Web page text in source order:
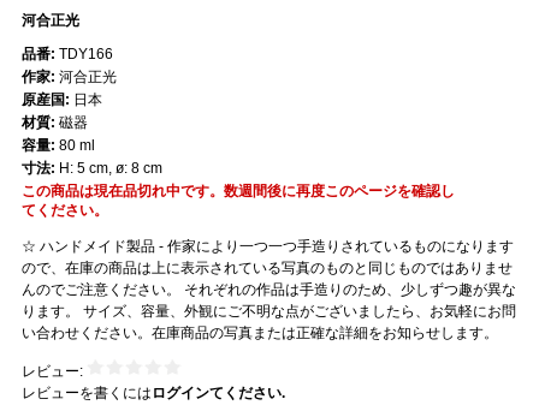
河合正光
☆ ハンドメイド製品 - 作家により一つ一つ手造りされているものになります
ので、在庫の商品は上に表示されている写真のものと同じものではありませ
んのでご注意ください。 それぞれの作品は手造りのため、少しずつ趣が異な
ります。 サイズ、容量、外観にご不明な点がございましたら、お気軽にお問
い合わせください。在庫商品の写真または正確な詳細をお知らせします。
レビュー:
レビューを書くには ログインてください.
品番: TDY166
作家: 河合正光
原産国: 日本
材質: 磁器
容量: 80 ml
寸法: H: 5 cm, ø: 8 cm
この商品は現在品切れ中です。数週間後に再度このページを確認し
てください。